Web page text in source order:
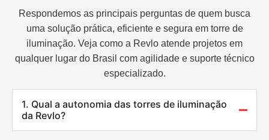
Respondemos as principais perguntas de quem busca
uma solução prática, eficiente e segura em torre de
iluminação. Veja como a Revlo atende projetos em
qualquer lugar do Brasil com agilidade e suporte técnico
especializado.
1. Qual a autonomia das torres de iluminação
da Revlo?